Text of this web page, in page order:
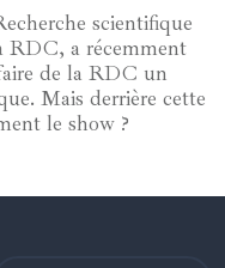
scientifique
RDC, a récemment
de la RDC un
Mais derrière cette
le show ?